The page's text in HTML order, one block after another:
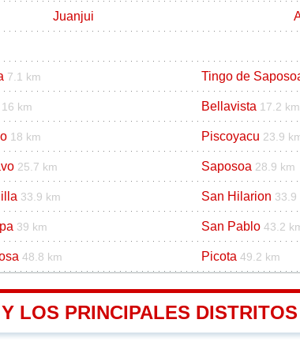
Juanjui
7.1 km Tingo de
16 km Bellavista 17.2 km
18 km Piscoyacu 23.9
25.7 km Saposoa 28.9 km
33.9 km San Hilarion 33.9
39 km San Pablo 43.2
48.8 km Picota 49.2 km
LOS PRINCIPALES